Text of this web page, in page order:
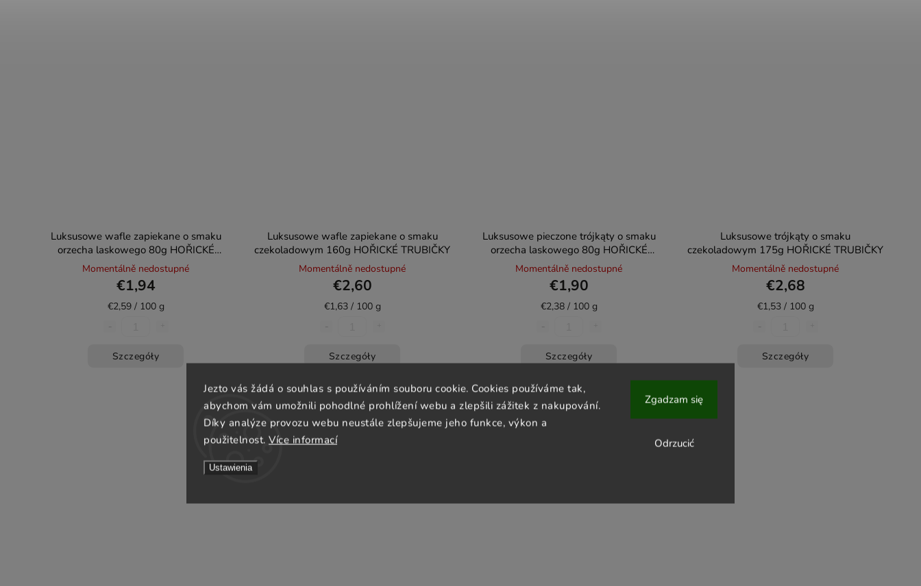
Jezto vás žádá o souhlas s používáním souboru cookie. Cookies používáme tak,
abychom vám umožnili pohodlné prohlížení webu a zlepšili zážitek z nakupování.
Díky analýze provozu webu neustále zlepšujeme jeho funkce, výkon a
použitelnost. Více informací
Ustawienia
Odrzucić
Zgadzam się
Luksusowe wafle zapiekane o smaku
orzecha laskowego 80g HOŘICKÉ
TRUBIČKY
Momentálně nedostupné
€1,94
€2,59 / 100 g
Szczegóły
Luksusowe wafle zapiekane o smaku
czekoladowym 160g HOŘICKÉ TRUBIČKY
Momentálně nedostupné
€2,60
€1,63 / 100 g
Szczegóły
Luksusowe pieczone trójkąty o smaku
orzecha laskowego 80g HOŘICKÉ
TRUBIČKY
Momentálně nedostupné
€1,90
€2,38 / 100 g
Szczegóły
Luksusowe trójkąty o smaku
czekoladowym 175g HOŘICKÉ TRUBIČKY
Momentálně nedostupné
€2,68
€1,53 / 100 g
Szczegóły